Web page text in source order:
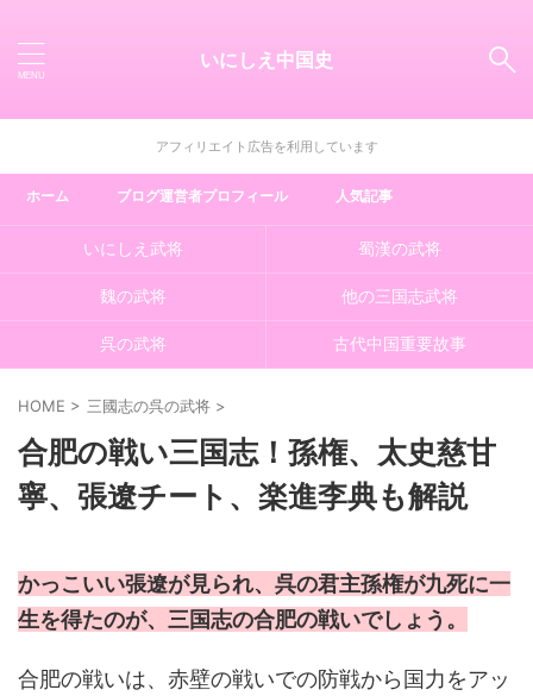
いにしえ中国史
アフィリエイト広告を利用しています
ホーム ブログ運営者プロフィール 人気記事
いにしえ武将 蜀漢の武将
魏の武将 他の三国志武将
呉の武将 古代中国重要故事
HOME > 三國志の呉の武将 >
合肥の戦い三国志！孫権、太史慈甘
寧、張遼チート、楽進李典も解説
かっこいい張遼が見られ、呉の君主孫権が九死に一
生を得たのが、三国志の合肥の戦いでしょう。
合肥の戦いは、赤壁の戦いでの防戦から国力をアッ